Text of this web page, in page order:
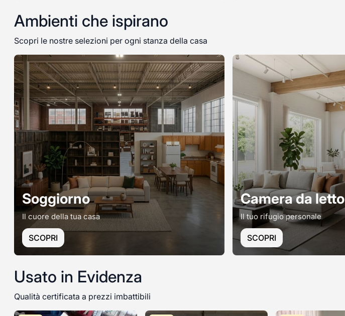
Ambienti che ispirano
Scopri le nostre selezioni per ogni stanza della casa
Soggiorno
Il cuore della tua casa
SCOPRI
Camera da letto
Il tuo rifugio personale
SCOPRI
Usato in Evidenza
Qualità certificata a prezzi imbattibili